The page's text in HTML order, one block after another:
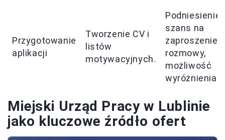
Przygotowanie
aplikacji
Tworzenie CV i
listów
motywacyjnych.
Podniesienie
szans na
zaproszenie
rozmowy,
możliwość
wyróżnienia
Miejski Urząd Pracy w Lublinie
jako kluczowe źródło ofert